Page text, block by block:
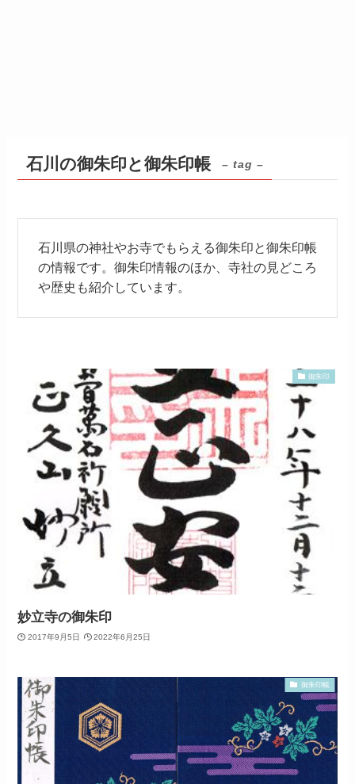
石川の御朱印と御朱印帳 – tag –
石川県の神社やお寺でもらえる御朱印と御朱印帳
の情報です。御朱印情報のほか、寺社の見どころ
や歴史も紹介しています。
御朱印
妙立寺の御朱印
2017年9月5日 2022年6月25日
御朱印帳